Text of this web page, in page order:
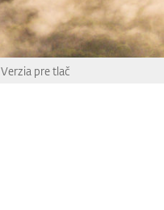
Verzia pre tlač